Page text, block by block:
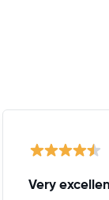
Very